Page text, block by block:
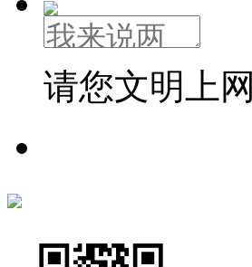
请您文明上